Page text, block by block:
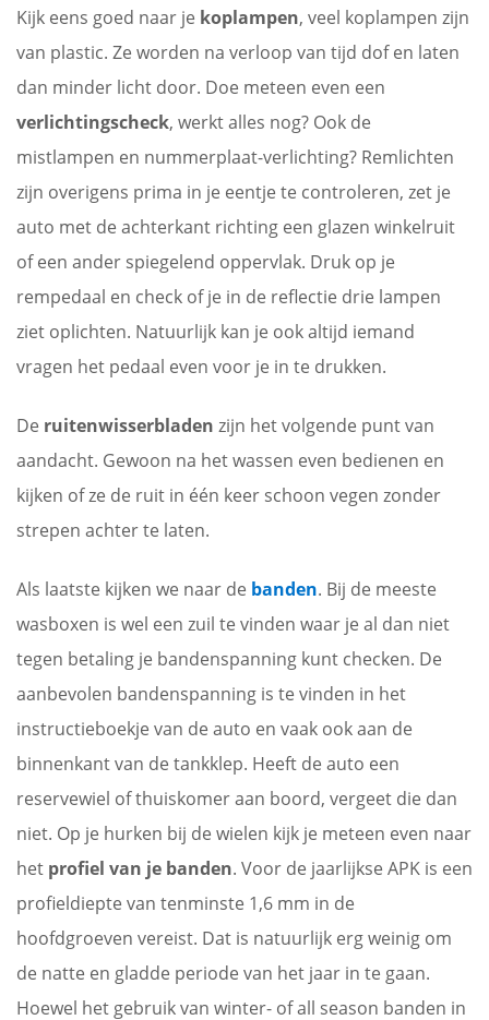
Kijk eens goed naar je koplampen, veel koplampen zijn
van plastic. Ze worden na verloop van tijd dof en laten
dan minder licht door. Doe meteen even een
verlichtingscheck, werkt alles nog? Ook de
mistlampen en nummerplaat-verlichting? Remlichten
zijn overigens prima in je eentje te controleren, zet je
auto met de achterkant richting een glazen winkelruit
of een ander spiegelend oppervlak. Druk op je
rempedaal en check of je in de reflectie drie lampen
ziet oplichten. Natuurlijk kan je ook altijd iemand
vragen het pedaal even voor je in te drukken.
De ruitenwisserbladen zijn het volgende punt van
aandacht. Gewoon na het wassen even bedienen en
kijken of ze de ruit in één keer schoon vegen zonder
strepen achter te laten.
Als laatste kijken we naar de banden. Bij de meeste
wasboxen is wel een zuil te vinden waar je al dan niet
tegen betaling je bandenspanning kunt checken. De
aanbevolen bandenspanning is te vinden in het
instructieboekje van de auto en vaak ook aan de
binnenkant van de tankklep. Heeft de auto een
reservewiel of thuiskomer aan boord, vergeet die dan
niet. Op je hurken bij de wielen kijk je meteen even naar
het profiel van je banden. Voor de jaarlijkse APK is een
profieldiepte van tenminste 1,6 mm in de
hoofdgroeven vereist. Dat is natuurlijk erg weinig om
de natte en gladde periode van het jaar in te gaan.
Hoewel het gebruik van winter- of all season banden in